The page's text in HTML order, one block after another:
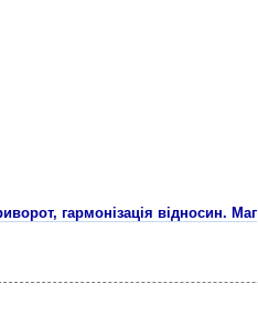
гармонізація відносин. Маг